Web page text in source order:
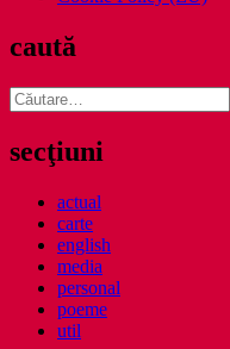
caută
Caută
după:
secţiuni
actual
carte
english
media
personal
poeme
util